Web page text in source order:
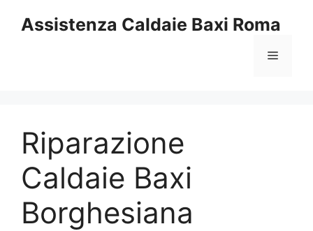
Assistenza Caldaie Baxi Roma
Menu
Riparazione
Caldaie Baxi
Borghesiana